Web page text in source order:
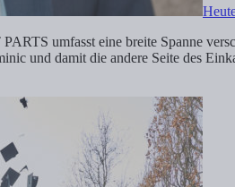
umfasst eine breite Spanne
und damit die andere Seite des